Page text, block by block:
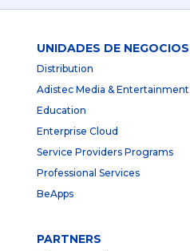
UNIDADES DE NEGOCIOS
Distribution
Adistec Media & Entertainment
Education
Enterprise Cloud
Service Providers Programs
Professional Services
BeApps
PARTNERS